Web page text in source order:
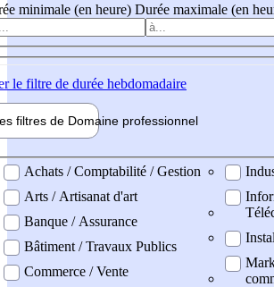
minimale (en heure) Durée maximale (en
le filtre de durée hebdomadaire
filtres de Domaine professionnel
professionel
Achats / Comptabilité / Gestion
Arts / Artisanat d'art
Banque / Assurance
Bâtiment / Travaux Publics
Commerce / Vente